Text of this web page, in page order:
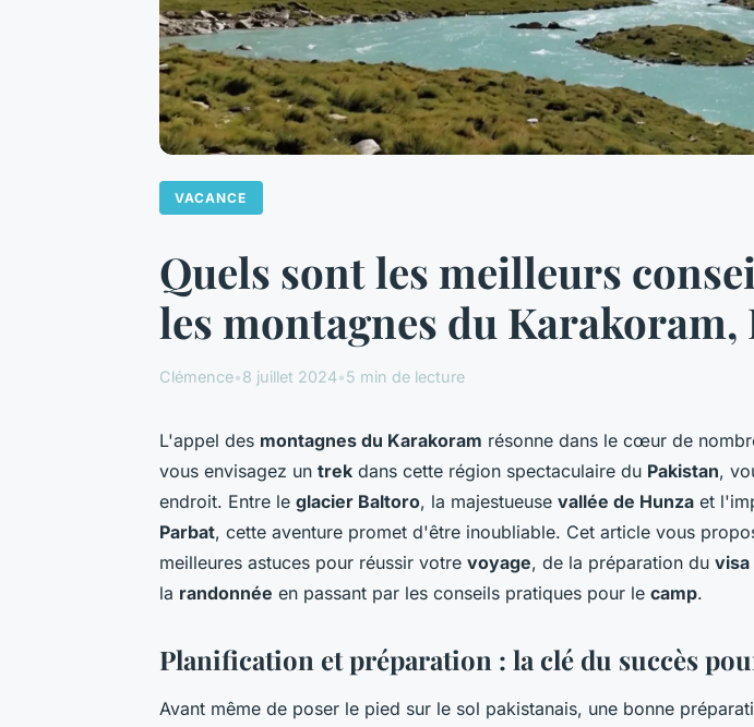
VACANCE
Quels sont les meilleurs
les montagnes du Karakoram,
Clémence•8 juillet 2024•5 min de lecture
L'appel des montagnes du Karakoram résonne dans le cœur de
vous envisagez un trek dans cette région spectaculaire du Pakistan,
endroit. Entre le glacier Baltoro, la majestueuse vallée de Hunza et
Parbat, cette aventure promet d'être inoubliable. Cet article vous
meilleures astuces pour réussir votre voyage, de la préparation du visa
la randonnée en passant par les conseils pratiques pour le camp.
Planification et préparation : la clé du succès
Avant même de poser le pied sur le sol pakistanais, une bonne